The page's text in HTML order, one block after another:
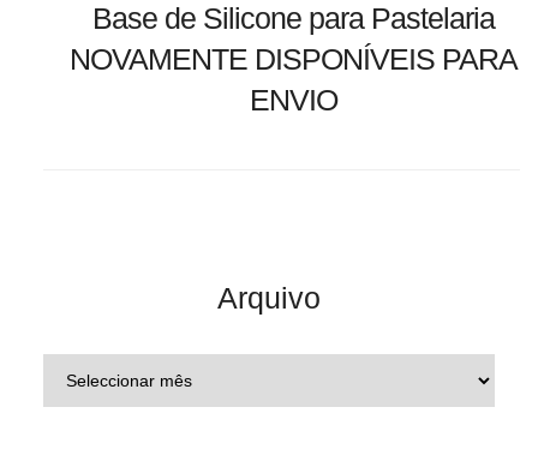
Base de Silicone para Pastelaria
NOVAMENTE DISPONÍVEIS PARA
ENVIO
Arquivo